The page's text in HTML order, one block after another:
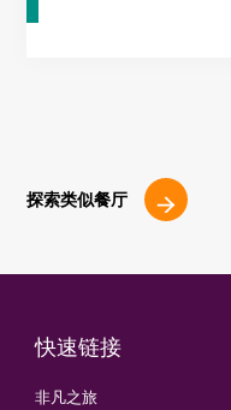
探索类似餐厅
快速链接
非凡之旅